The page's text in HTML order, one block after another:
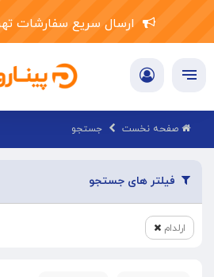
ارسال سریع سفارشات
صفحه نخست جستجو
فیلتر های جستجو
ارلدام